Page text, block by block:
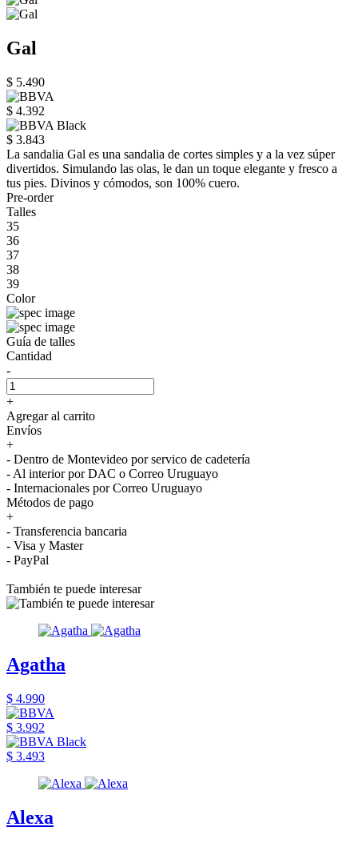
Gal
$ 5.490
$ 4.392
$ 3.843
La sandalia Gal es una sandalia de cortes simples y a la vez súper
divertidos. Simulando las olas, le dan un toque elegante y fresco a
tus pies. Divinos y cómodos, son 100% cuero.
Pre-order
Talles
35
36
37
38
39
Color
Guía de talles
Cantidad
-
+
Agregar al carrito
Envíos
+
- Dentro de Montevideo por servico de cadetería
- Al interior por DAC o Correo Uruguayo
- Internacionales por Correo Uruguayo
Métodos de pago
+
- Transferencia bancaria
- Visa y Master
- PayPal
También te puede interesar
Agatha
$ 4.990
$ 3.992
$ 3.493
Alexa